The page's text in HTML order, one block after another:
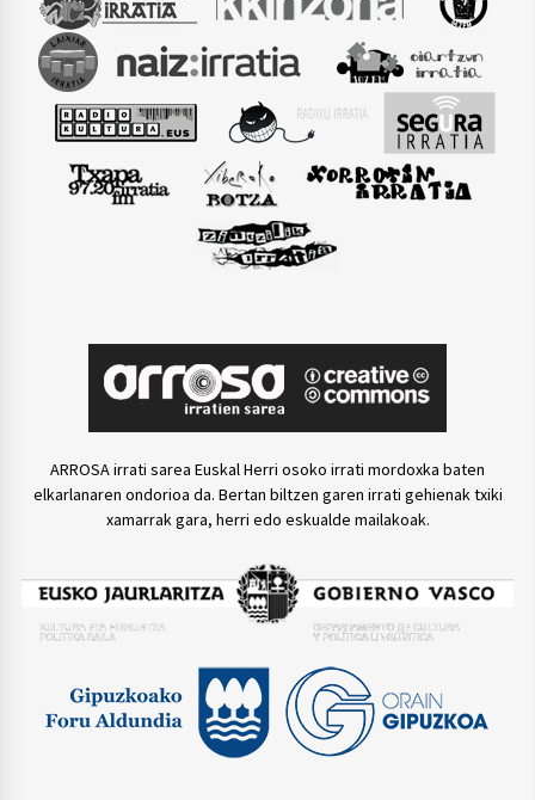
ARROSA irrati sarea Euskal Herri osoko irrati mordoxka baten
elkarlanaren ondorioa da. Bertan biltzen garen irrati gehienak txiki
xamarrak gara, herri edo eskualde mailakoak.